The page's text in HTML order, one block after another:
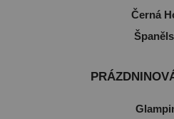
Černá